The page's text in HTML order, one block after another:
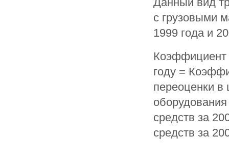
с грузовыми
1999 года и
Коэффициент
году =
переоценки в
средств за
средств за